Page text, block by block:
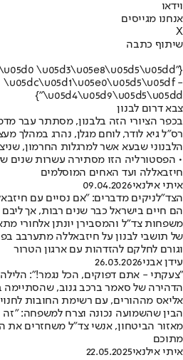
וידאו
אנחנו מגייסים
X
שיתוף כתבה
\u05d3\u05e8\u05d5\u05dd
\u05dc\u05d1\u05e0\u05d5\u05df -
\u05d4\u05d9\u05d5\u05dd"}
צבא דרום לבנון
בכפר הציורי הזה בלבנון, מסתתר עבר
רס"ל גיא לודר, לוחם מגלן, נהרג במהלך
הלבנוני שבעא אשר למרגלות החרמון,
• הפסטורליה הזו מסתירה עשרות שנים
חיזבאללה ועד האחים המוסלמים
איתי אילנאי09.04.2026
הצד"לניקים מדברים: "אם נסיים עם
הם חיים בישראל כבר שנים רבות, אך ליבם
משפחות צד"ל והמסבירן יונתן אלחורי
של תושבי לבנון על חיזבאללה מתערבב
וגורם לחלקם להזדהות עם ארגון הטרור
עידן אבני26.03.2026
"צעקתי - אתם דפוקים, הכל נגמר!": הלילה
הדהירה של סאמר ברכב גנוב, שהסתיימה
אליאס מההורים, עם רשימת החובות
מאזור הביטחון, אנשי צד"ל משחזרים את
מתוכם
איתי אילנאי22.05.2025